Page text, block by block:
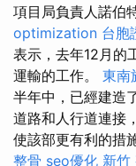
項目局負責人諾伯
optimization 台胞
表示，去年12月的
運輸的工作。 東南
半年中，已經建造
道路和人行道連接
使該部更有利的措
整骨 seo優化 新竹